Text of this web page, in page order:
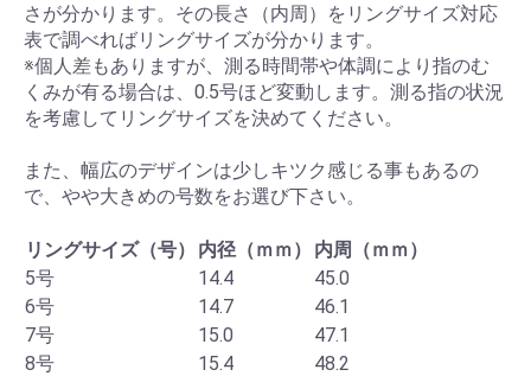
さが分かります。その長さ（内周）をリングサイズ対応
表で調べればリングサイズが分かります。
※個人差もありますが、測る時間帯や体調により指のむ
くみが有る場合は、0.5号ほど変動します。測る指の状況
を考慮してリングサイズを決めてください。
また、幅広のデザインは少しキツク感じる事もあるの
で、やや大きめの号数をお選び下さい。
リングサイズ（号） 内径（ｍｍ）
内周（ｍｍ）
5号
14.4
45.0
6号
14.7
46.1
7号
15.0
47.1
8号
15.4
48.2